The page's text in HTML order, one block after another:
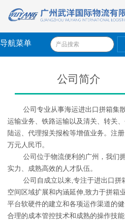
导航菜单
公司简介
公司专业从事海运进出口拼箱集
运输业务、铁路运输以及清关、转关、
陆运、代理报关报检等增值业务。注
万元人民币。
公司位于物流便利的广州，我们
实力、成熟高效的人才队伍。
公司自成立以来,专注于进出口拼
空间区域扩展和内涵延伸,致力于拼箱
平台软硬件的建立和各项运作渠道的
合理的成本管控技术和成熟的操作技